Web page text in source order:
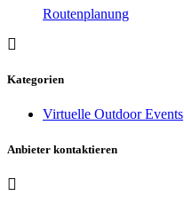
Routenplanung
Kategorien
Virtuelle Outdoor Events
Anbieter kontaktieren